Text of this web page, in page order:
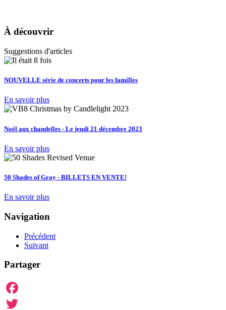
À découvrir
Suggestions d'articles
NOUVELLE série de concerts pour les familles
En savoir plus
Noël aux chandelles - Le jeudi 21 décembre 2023
En savoir plus
50 Shades of Gray - BILLETS EN VENTE!
En savoir plus
Navigation
Précédent
Suivant
Partager
Facebook